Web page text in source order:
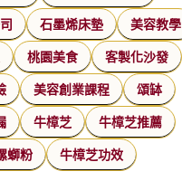
石墨烯床墊 美容教學
桃園美食 客製化沙發
美容創業課程 頌缽
牛樟芝 牛樟芝推薦
螄粉 牛樟芝功效